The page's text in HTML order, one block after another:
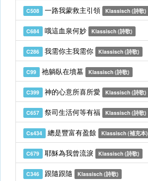
C508 一路我蒙救主引領 Klassisch (詩歌)
C684 哦這血泉何妙 Klassisch (詩歌)
C286 我需你主我需你 Klassisch (詩歌)
C99 祂躺臥在墳墓 Klassisch (詩歌)
C399 神的心意所喜所愛 Klassisch (詩歌)
C657 祭司生活何等有福 Klassisch (詩歌)
Cs434 總是豐富有盈餘 Klassisch (補充本)
C679 耶穌為我曾流淚 Klassisch (詩歌)
C346 跟隨跟隨 Klassisch (詩歌)